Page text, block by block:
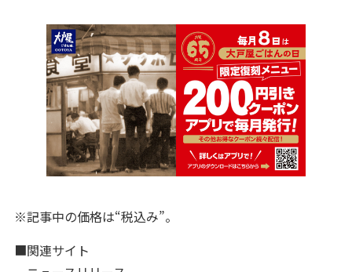
※記事中の価格は“税込み”。
■関連サイト